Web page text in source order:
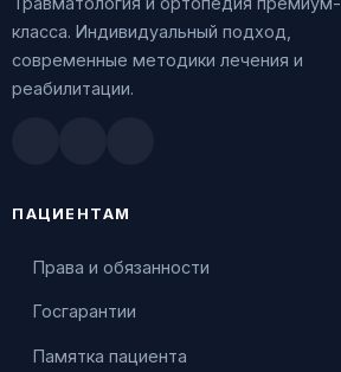
класса. Индивидуальный подход,
современные методики лечения и
реабилитации.
ПАЦИЕНТАМ
Права и обязанности
Госгарантии
Памятка пациента